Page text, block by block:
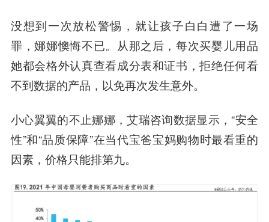
没想到一次放松警惕，就让孩子白白遭了一场
罪，娜娜懊悔不已。从那之后，每次买婴儿用品
她都会格外认真查看成分表和证书，拒绝任何看
不到数据的产品，以免再次发生意外。
小心翼翼的不止娜娜，艾瑞咨询数据显示，“安全
性”和“品质保障”在当代宝爸宝妈购物时最看重的
因素，价格只能排第九。